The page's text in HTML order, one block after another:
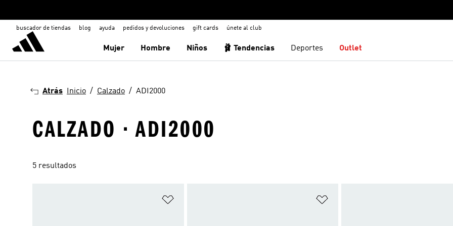
buscador de tiendas blog ayuda pedidos y devoluciones gift cards únete al club
Mujer Hombre Niños 🩰 Tendencias Deportes Outlet
Atrás Inicio Calzado ADI2000
CALZADO · ADI2000
5 resultados